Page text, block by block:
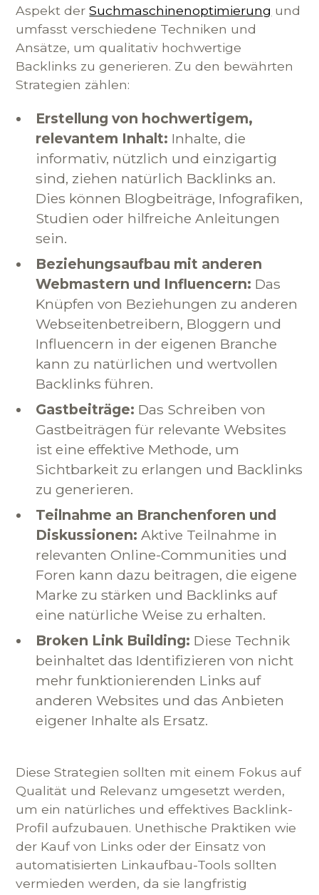
Aspekt derSuchmaschinenoptimierung und
umfasst verschiedene Techniken und
Ansätze, um qualitativ hochwertige
Backlinks zu generieren. Zu den bewährten
Strategien zählen:
Erstellung von hochwertigem,
relevantem Inhalt: Inhalte, die
informativ, nützlich und einzigartig
sind, ziehen natürlich Backlinks an.
Dies können Blogbeiträge, Infografiken,
Studien oder hilfreiche Anleitungen
sein.
Beziehungsaufbau mit anderen
Webmastern und Influencern: Das
Knüpfen von Beziehungen zu anderen
Webseitenbetreibern, Bloggern und
Influencern in der eigenen Branche
kann zu natürlichen und wertvollen
Backlinks führen.
Gastbeiträge: Das Schreiben von
Gastbeiträgen für relevante Websites
ist eine effektive Methode, um
Sichtbarkeit zu erlangen und Backlinks
zu generieren.
Teilnahme an Branchenforen und
Diskussionen: Aktive Teilnahme in
relevanten Online-Communities und
Foren kann dazu beitragen, die eigene
Marke zu stärken und Backlinks auf
eine natürliche Weise zu erhalten.
Broken Link Building: Diese Technik
beinhaltet das Identifizieren von nicht
mehr funktionierenden Links auf
anderen Websites und das Anbieten
eigener Inhalte als Ersatz.
Diese Strategien sollten mit einem Fokus auf
Qualität und Relevanz umgesetzt werden,
um ein natürliches und effektives Backlink-
Profil aufzubauen. Unethische Praktiken wie
der Kauf von Links oder der Einsatz von
automatisierten Linkaufbau-Tools sollten
vermieden werden, da sie langfristig